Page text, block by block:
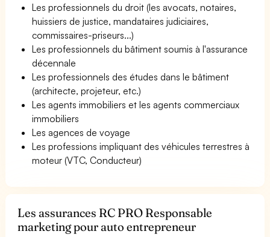
Les professionnels du droit (les avocats, notaires,
huissiers de justice, mandataires judiciaires,
commissaires-priseurs...)
Les professionnels du bâtiment soumis à l'assurance
décennale
Les professionnels des études dans le bâtiment
(architecte, projeteur, etc.)
Les agents immobiliers et les agents commerciaux
immobiliers
Les agences de voyage
Les professions impliquant des véhicules terrestres à
moteur (VTC, Conducteur)
Les assurances RC PRO Responsable
marketing pour auto entrepreneur